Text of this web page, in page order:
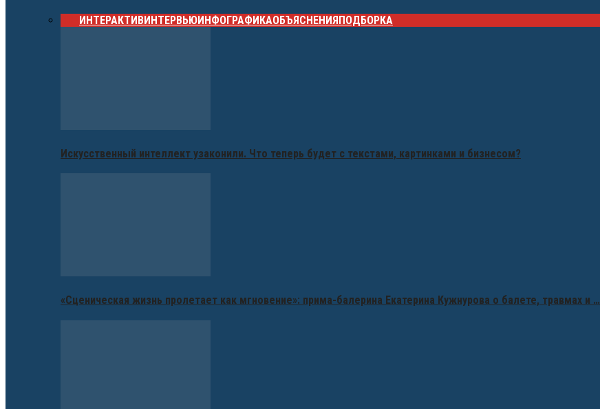
ИНТЕРАКТИВИНТЕРВЬЮИНФОГРАФИКАОБЪЯСНЕНИЯПОДБОРКА
Искусственный интеллект узаконили. Что теперь будет с текстами, картинками и бизнесом?
«Сценическая жизнь пролетает как мгновение»: прима-балерина Екатерина Кужнурова о балете, травмах и …